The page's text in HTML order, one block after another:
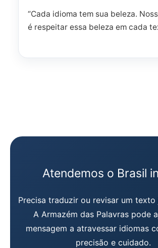
“Cada idioma tem sua beleza.
é respeitar essa beleza em cada
Atendemos o Brasil
Precisa traduzir ou revisar um
A Armazém das Palavras pode
mensagem a atravessar idiomas
precisão e cuidado.